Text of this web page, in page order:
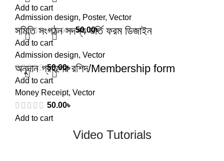
Add to cart
Admission design, Poster, Vector
200.00৳ 50.00৳
Add to cart
সমিতি সংগঠন সদস্য ভর্তি ফরম ডিজাইন
Admission design, Vector
50.00৳
Add to cart
অনুদান গ্রহণের রশিদ/Membership form
Money Receipt, Vector
50.00৳
Add to cart
Video Tutorials